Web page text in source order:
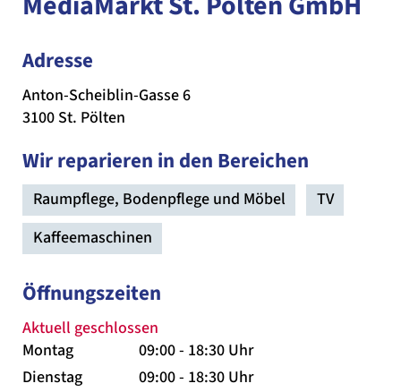
Adresse
Anton-Scheiblin-Gasse 6
3100 St. Pölten
Wir reparieren in den Bereichen
Raumpflege, Bodenpflege und Möbel
TV
Kaffeemaschinen
Öffnungszeiten
Aktuell geschlossen
Montag
09:00 - 18:30 Uhr
Dienstag
09:00 - 18:30 Uhr